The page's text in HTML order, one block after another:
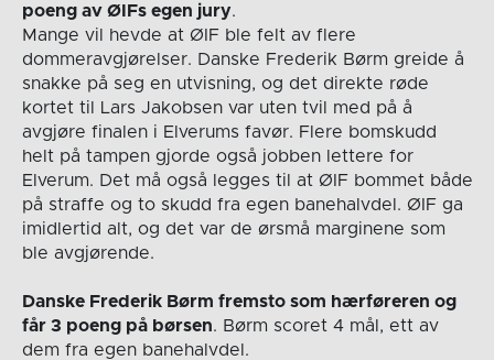
poeng av ØIFs egen jury.
Mange vil hevde at ØIF ble felt av flere
dommeravgjørelser. Danske Frederik Børm greide å
snakke på seg en utvisning, og det direkte røde
kortet til Lars Jakobsen var uten tvil med på å
avgjøre finalen i Elverums favør. Flere bomskudd
helt på tampen gjorde også jobben lettere for
Elverum. Det må også legges til at ØIF bommet både
på straffe og to skudd fra egen banehalvdel. ØIF ga
imidlertid alt, og det var de ørsmå marginene som
ble avgjørende.
Danske Frederik Børm fremsto som hærføreren og
får 3 poeng på børsen. Børm scoret 4 mål, ett av
dem fra egen banehalvdel.